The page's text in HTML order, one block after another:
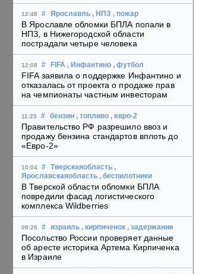
12:48 # Ярославль , НПЗ , пожар
В Ярославле обломки БПЛА попали в
НПЗ, в Нижегородской области
пострадали четыре человека
12:08 # FIFA , Инфантино , футбол
FIFA заявила о поддержке Инфантино и
отказалась от проекта о продаже прав
на чемпионаты частным инвесторам
11:25 # бензин , топливо , евро-2
Правительство РФ разрешило ввоз и
продажу бензина стандартов вплоть до
«Евро-2»
10:04 # Тверскаяобласть ,
Ярославскаяобласть , беспилотники
В Тверской области обломки БПЛА
повредили фасад логистического
комплекса Wildberries
09:26 # израиль , кирпиченок , задержание
Посольство России проверяет данные
об аресте историка Артема Кирпиченка
в Израиле